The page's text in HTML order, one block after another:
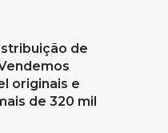
de
originais e
de 320 mil